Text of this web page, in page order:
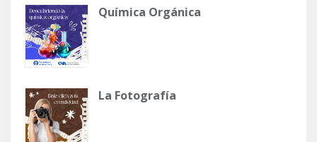
Química Orgánica
La Fotografía